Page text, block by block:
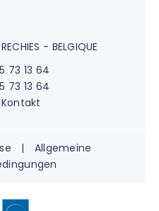
- BELGIQUE
73 13 64
73 13 64
|
Allgemeine